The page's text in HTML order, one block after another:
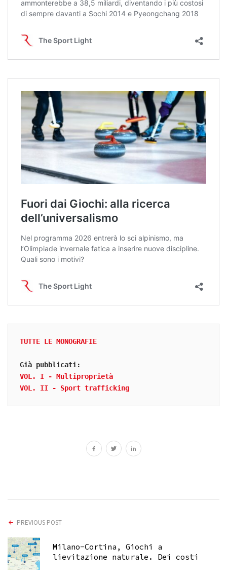
TUTTE LE MONOGRAFIE
VOL. I - Multiproprietà
VOL. II - Sport trafficking
PREVIOUS POST
Milano-Cortina, Giochi a
lievitazione naturale. Dei costi